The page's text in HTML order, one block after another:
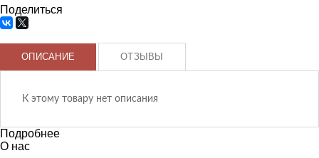
Поделиться
ОПИСАНИЕ ОТЗЫВЫ
К этому товару нет описания
Подробнее
О нас